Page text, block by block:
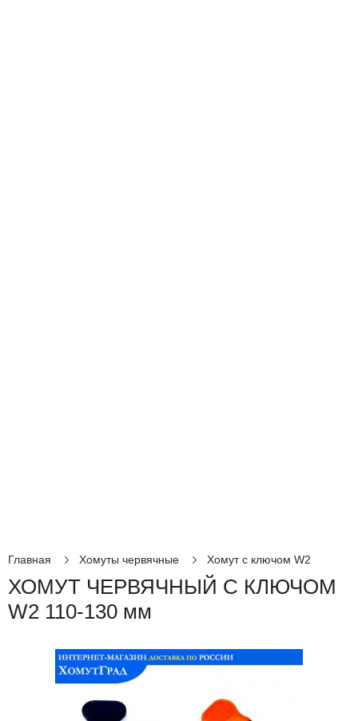
Главная Хомуты червячные Хомут с ключом W2
ХОМУТ ЧЕРВЯЧНЫЙ С КЛЮЧОМ
W2 110-130 мм